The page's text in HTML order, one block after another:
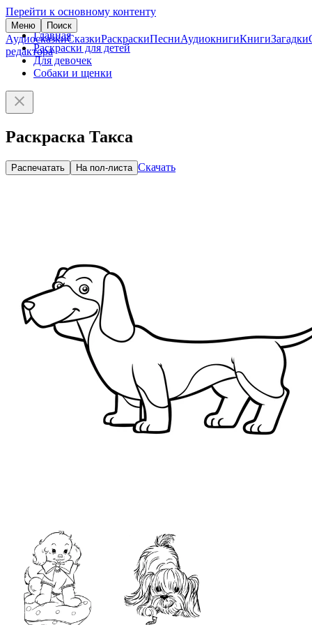
Перейти к основному контенту
Меню Поиск
АудиосказкиСказкиРаскраскиПесниАудиокнигиКнигиЗагадки
редактора
Главная
Раскраски для детей
Для девочек
Собаки и щенки
Раскраска Такса
Распечатать На пол-листа Скачать